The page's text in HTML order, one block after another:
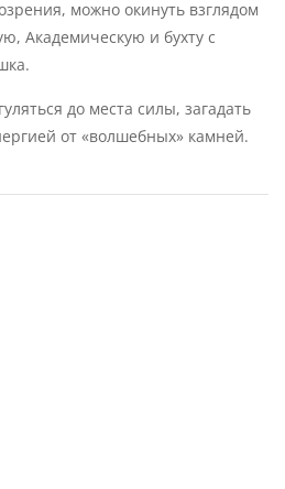
можно окинуть взглядом
Академическую и бухту с
до места силы, загадать
от «волшебных» камней.